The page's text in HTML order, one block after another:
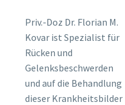
Priv.-Doz Dr. Florian M.
Kovar ist Spezialist für
Rücken und
Gelenksbeschwerden
und auf die Behandlung
dieser Krankheitsbilder